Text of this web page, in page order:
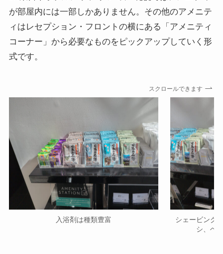
が部屋内には一部しかありません。その他のアメニテ
ィはレセプション・フロントの横にある「アメニティ
コーナー」から必要なものをピックアップしていく形
式です。
スクロールできます
入浴剤は種類豊富
シェービング
シ、ヘ